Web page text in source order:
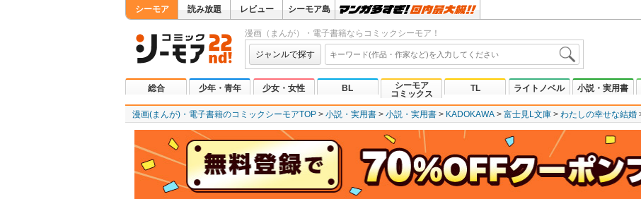
シーモア 読み放題 レビュー シーモア島
漫画（まんが）・電子書籍ならコミックシーモア！
ジャンルで探す
総合 少年・青年 少女・女性 BL
シーモア
コミックス
TL ライトノベル 小説・実用書
漫画(まんが)・電子書籍のコミックシーモアTOP 小説・実用書 小説・実用書 KADOKAWA 富士見L文庫 わたしの幸せな結婚